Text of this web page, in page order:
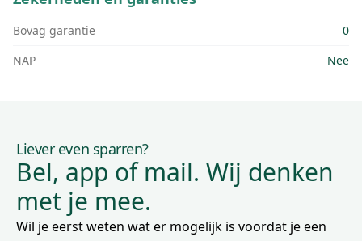
Bovag garantie
0
NAP
Nee
Liever even sparren?
Bel, app of mail. Wij denken
met je mee.
Wil je eerst weten wat er mogelijk is voordat je een